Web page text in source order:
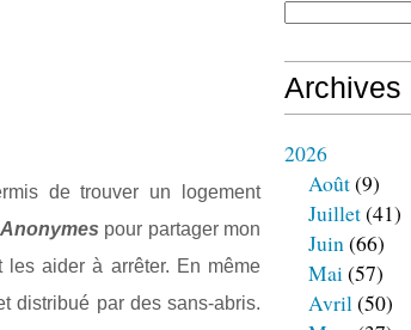
de trouver un logement
pour partager mon
les aider à arrêter. En même
distribué par des sans-abris.
Archives
2026
Août(9)
Juillet(41)
Juin(66)
Mai(57)
Avril(50)